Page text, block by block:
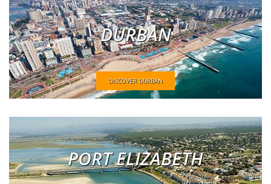
DURBAN
DISCOVER DURBAN
PORT ELIZABETH